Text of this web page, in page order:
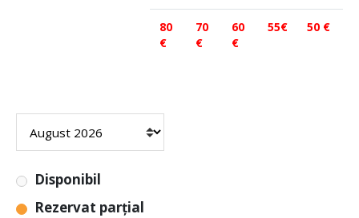
80
€
70
€
60
€
55€ 50 €
Disponibil
Rezervat parțial